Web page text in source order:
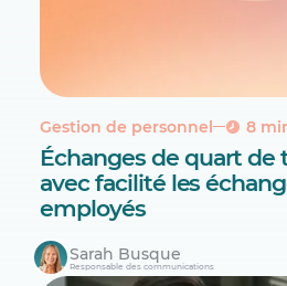
Gestion de personnel 8
Échanges de quart de
avec facilité les
employés
Sarah Busque
Responsable des communications